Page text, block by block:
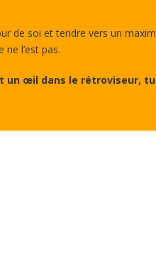
de soi et tendre vers un
l’est pas.
un œil dans le rétroviseur,